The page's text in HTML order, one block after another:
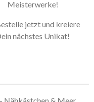
Meisterwerke!
jetzt und kreiere
nächstes Unikat!